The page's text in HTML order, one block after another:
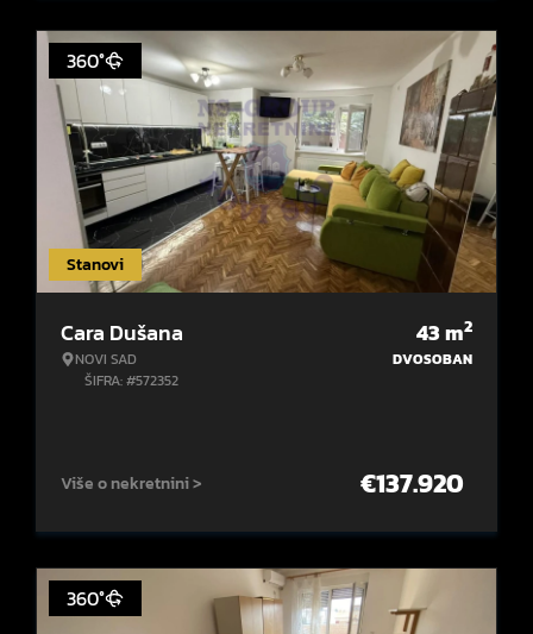
Stanovi
360°
Cara Dušana
NOVI SAD
ŠIFRA: #572352
43m2
DVOSOBAN
Više o nekretnini > €137.920
360°